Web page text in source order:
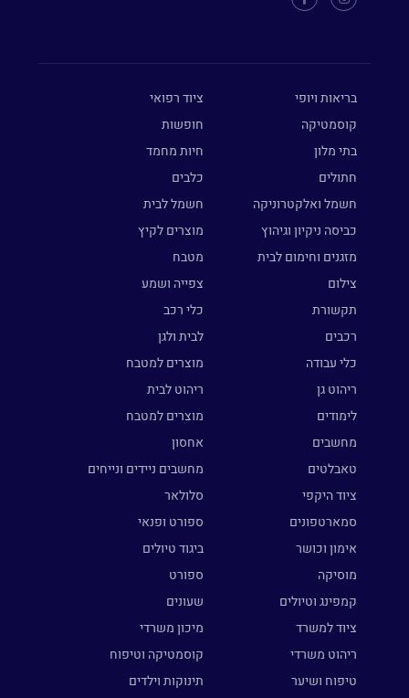
בריאות ויופי
ציוד רפואי
קוסמטיקה
חופשות
בתי מלון
חיות מחמד
חתולים
כלבים
חשמל ואלקטרוניקה
חשמל לבית
כביסה ניקיון וגיהוץ
מוצרים לקיץ
מזגנים וחימום לבית
מטבח
צילום
צפייה ושמע
תקשורת
כלי רכב
רכבים
לבית ולגן
כלי עבודה
מוצרים למטבח
ריהוט גן
ריהוט לבית
לימודים
מוצרים למטבח
מחשבים
אחסון
טאבלטים
מחשבים ניידים ונייחים
ציוד היקפי
סלולאר
סמארטפונים
ספורט ופנאי
אימון וכושר
ביגוד טיולים
מוסיקה
ספורט
קמפינג וטיולים
שעונים
ציוד למשרד
מיכון משרדי
ריהוט משרדי
קוסמטיקה וטיפוח
טיפוח ושיער
תינוקות וילדים